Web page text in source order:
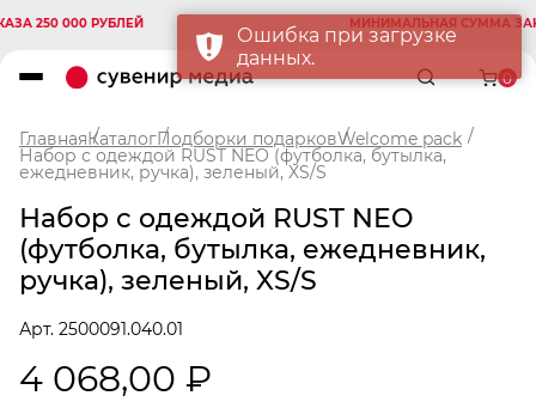
000 РУБЛЕЙ МИНИМАЛЬНАЯ СУММА
0
ГлавнаяКаталогПодборки подарковWelcome pack
Набор с одеждой RUST NEO (футболка, бутылка,
ежедневник, ручка), зеленый, XS/S
Набор с одеждой RUST NEO
(футболка, бутылка, ежедневник,
ручка), зеленый, XS/S
Арт. 2500091.040.01
4 068,00 ₽
Ошибка при загрузке
данных.